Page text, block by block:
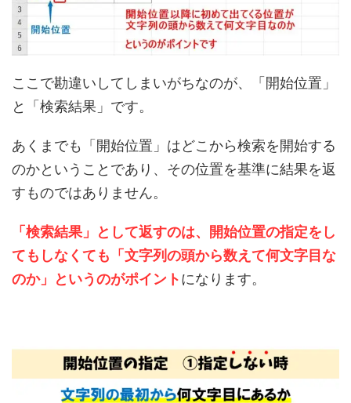
ここで勘違いしてしまいがちなのが、「開始位置」
と「検索結果」です。
あくまでも「開始位置」はどこから検索を開始する
のかということであり、その位置を基準に結果を返
すものではありません。
「検索結果」として返すのは、開始位置の指定をし
てもしなくても「文字列の頭から数えて何文字目な
のか」というのがポイントになります。